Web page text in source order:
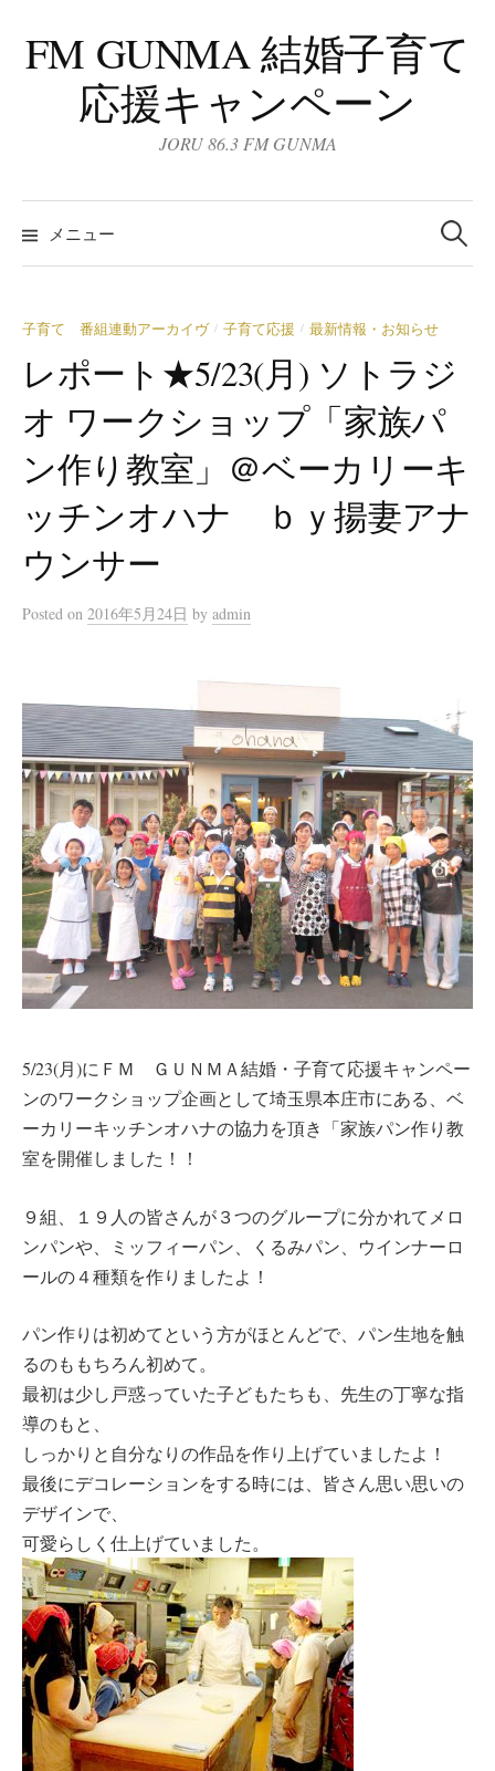
ン
テ
FM GUNMA 結婚子育て
応援キャンペーン
JORU 86.3 FM GUNMA
メニュー
検
索:
子育て 番組連動アーカイヴ / 子育て応援 / 最新情報・お知らせ
レポート★5/23(月) ソトラジ
オ ワークショップ「家族パ
ン作り教室」＠ベーカリーキ
ッチンオハナ ｂｙ揚妻アナ
ウンサー
Posted on 2016年5月24日 by admin
5/23(月)にＦＭ ＧＵＮＭＡ結婚・子育て応援キャンペー
ンのワークショップ企画として埼玉県本庄市にある、ベ
ーカリーキッチンオハナの協力を頂き「家族パン作り教
室を開催しました！！
９組、１９人の皆さんが３つのグループに分かれてメロ
ンパンや、ミッフィーパン、くるみパン、ウインナーロ
ールの４種類を作りましたよ！
パン作りは初めてという方がほとんどで、パン生地を触
るのももちろん初めて。
最初は少し戸惑っていた子どもたちも、先生の丁寧な指
導のもと、
しっかりと自分なりの作品を作り上げていましたよ！
最後にデコレーションをする時には、皆さん思い思いの
デザインで、
可愛らしく仕上げていました。